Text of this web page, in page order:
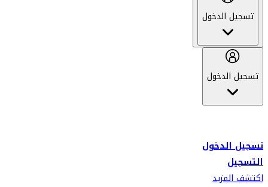
تسجيل الدخول
تسجيل الدخول
تسجيل الدخول
التسجيل
اكتشف المزيد